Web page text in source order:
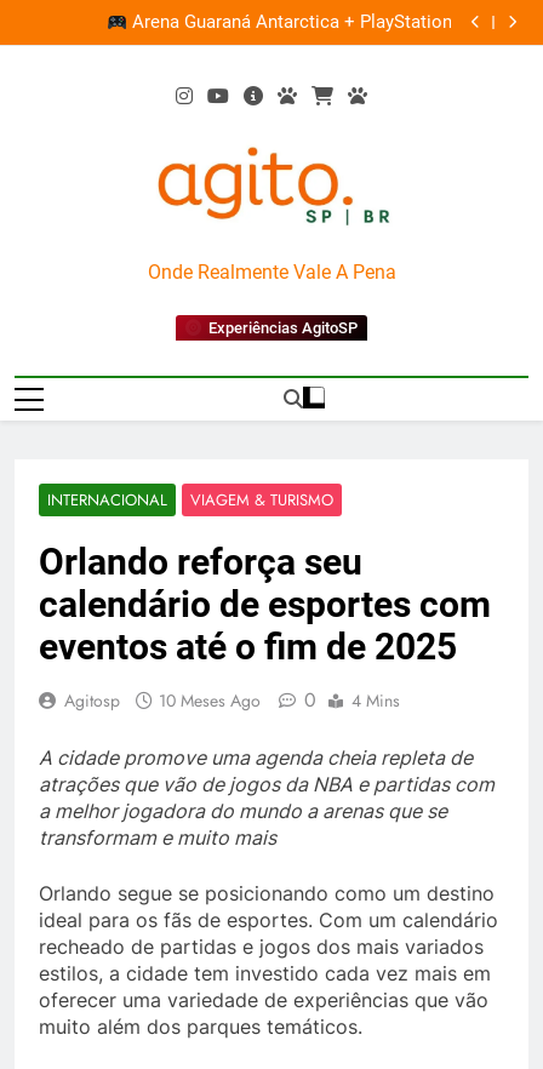
to
Arena Guaraná Antarctica + PlayStation
AgitoSP
Onde Realmente Vale A Pena
Experiências AgitoSP
INTERNACIONAL VIAGEM & TURISMO
Orlando reforça seu
calendário de esportes com
eventos até o fim de 2025
Agitosp 10 Meses Ago 0 4 Mins
A cidade promove uma agenda cheia repleta de
atrações que vão de jogos da NBA e partidas com
a melhor jogadora do mundo a arenas que se
transformam e muito mais
Orlando segue se posicionando como um destino
ideal para os fãs de esportes. Com um calendário
recheado de partidas e jogos dos mais variados
estilos, a cidade tem investido cada vez mais em
oferecer uma variedade de experiências que vão
muito além dos parques temáticos.